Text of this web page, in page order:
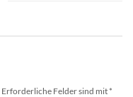
Erforderliche Felder sind mit *